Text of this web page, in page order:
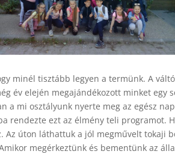
minél tisztább legyen a termünk. A
év elején megajándékozott minket egy
a mi osztályunk nyerte meg az egész
rendezte ezt az élmény teli programot.
Az úton láthattuk a jól megművelt tokaji
megérkeztünk és bementünk az